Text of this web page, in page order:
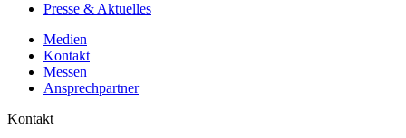
Presse & Aktuelles
Medien
Kontakt
Messen
Ansprechpartner
Kontakt